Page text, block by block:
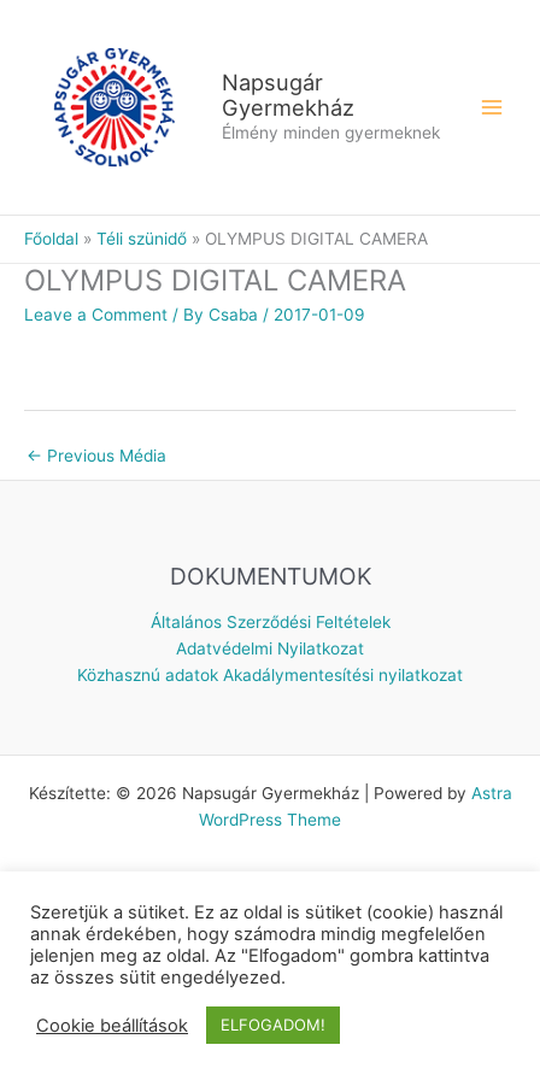
Napsugár
Gyermekház
Élmény minden gyermeknek
Főoldal Téli szünidő OLYMPUS DIGITAL CAMERA
OLYMPUS DIGITAL CAMERA
Leave a Comment / By Csaba / 2017-01-09
← Previous Média
DOKUMENTUMOK
Általános Szerződési Feltételek
Adatvédelmi Nyilatkozat
Közhasznú adatok Akadálymentesítési nyilatkozat
Készítette: © 2026 Napsugár Gyermekház | Powered by Astra
WordPress Theme
Szeretjük a sütiket. Ez az oldal is sütiket (cookie) használ
annak érdekében, hogy számodra mindig megfelelően
jelenjen meg az oldal. Az "Elfogadom" gombra kattintva
az összes sütit engedélyezed.
Cookie beállítások ELFOGADOM!